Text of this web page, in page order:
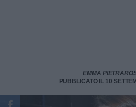
EMMA
PUBBLICATO IL 10